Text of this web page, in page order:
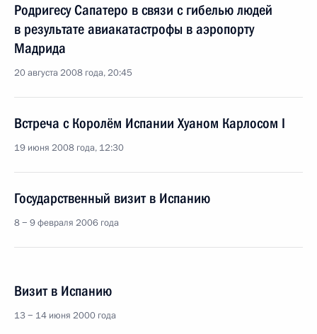
Родригесу Сапатеро в связи с гибелью людей
в результате авиакатастрофы в аэропорту
Мадрида
20 августа 2008 года, 20:45
Встреча с Королём Испании Хуаном Карлосом I
19 июня 2008 года, 12:30
Государственный визит в Испанию
8 − 9 февраля 2006 года
Визит в Испанию
13 − 14 июня 2000 года